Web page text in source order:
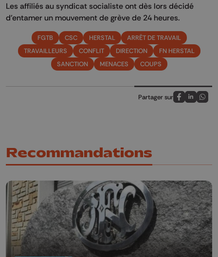
Les affiliés au syndicat socialiste ont dès lors décidé
d'entamer un mouvement de grève de 24 heures.
FGTB CSC HERSTAL
ARRÊT DE TRAVAIL
TRAVAILLEURS
CONFLIT DIRECTION
FN HERSTAL
SANCTION
MENACES COUPS
Partager sur
Partagez sur
Partagez
Recommandations